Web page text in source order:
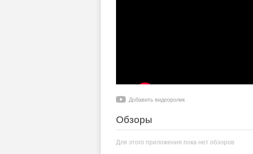
Добавить видеоролик
Обзоры
Для этого приложения пока нет обзоров